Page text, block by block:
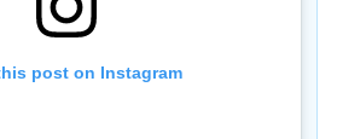
post on Instagram